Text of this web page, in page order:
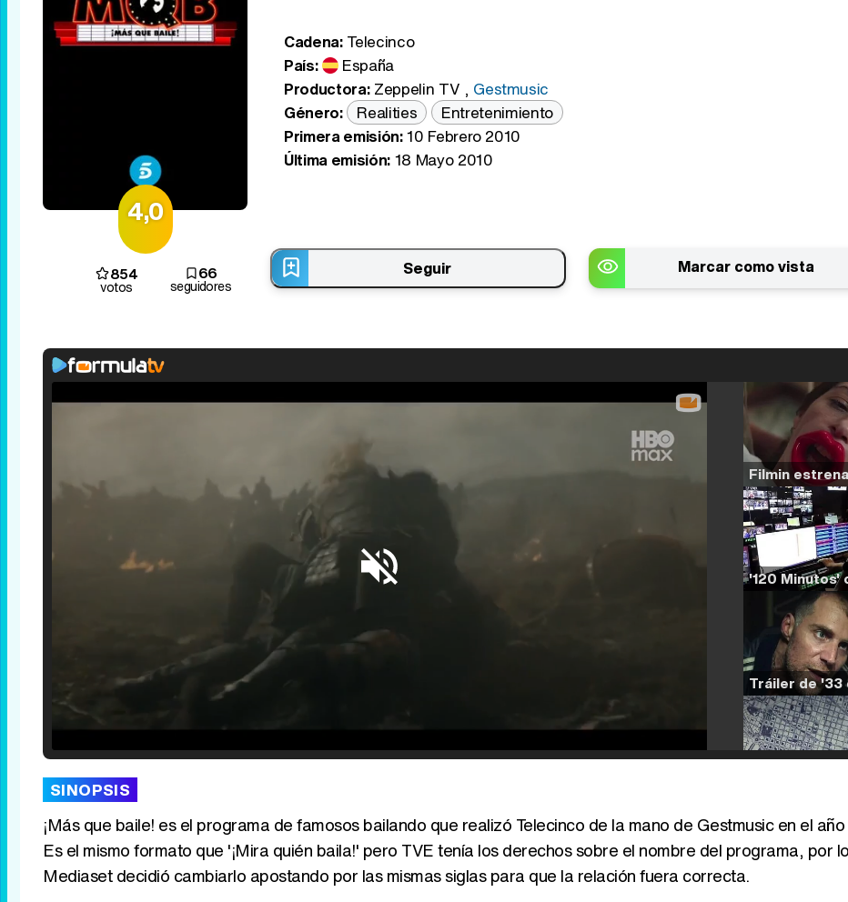
4,0
Cadena:Telecinco
País:
España
Productora: Zeppelin TV , Gestmusic
Género:
Realities
Entretenimiento
Primera emisión:10 Febrero 2010
Última emisión:18 Mayo 2010
854
votos
66
seguidores
Seguir Marcar como vista
/
SINOPSIS
¡Más que baile! es el programa de famosos bailando que realizó Telecinco de la mano de Gestmusic en el
Es el mismo formato que '¡Mira quién baila!' pero TVE tenía los derechos sobre el nombre del programa, por
Mediaset decidió cambiarlo apostando por las mismas siglas para que la relación fuera correcta.